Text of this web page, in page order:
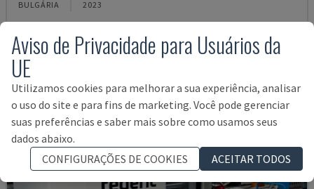
BULGÁRIA 2023
19.000 €
Aviso de Privacidade para Usuários da
UE
Utilizamos cookies para melhorar a sua experiência, analisar
o uso do site e para fins de marketing. Você pode gerenciar
suas preferências e saber mais sobre como usamos seus
dados abaixo.
CONFIGURAÇÕES DE COOKIES
ACEITAR TODOS